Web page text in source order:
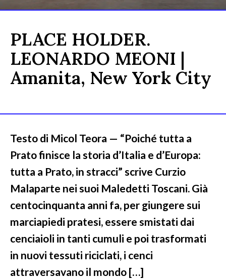
PLACE HOLDER.
LEONARDO MEONI |
Amanita, New York City
Testo di Micol Teora — “Poiché tutta a
Prato finisce la storia d’Italia e d’Europa:
tutta a Prato, in stracci” scrive Curzio
Malaparte nei suoi Maledetti Toscani. Già
centocinquanta anni fa, per giungere sui
marciapiedi pratesi, essere smistati dai
cenciaioli in tanti cumuli e poi trasformati
in nuovi tessuti riciclati, i cenci
attraversavano il mondo […]